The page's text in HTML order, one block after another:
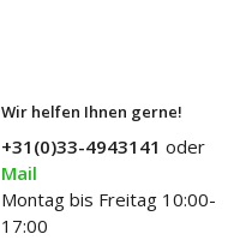
Wir helfen Ihnen gerne!
+31(0)33-4943141 oder
Mail
Montag bis Freitag 10:00-
17:00